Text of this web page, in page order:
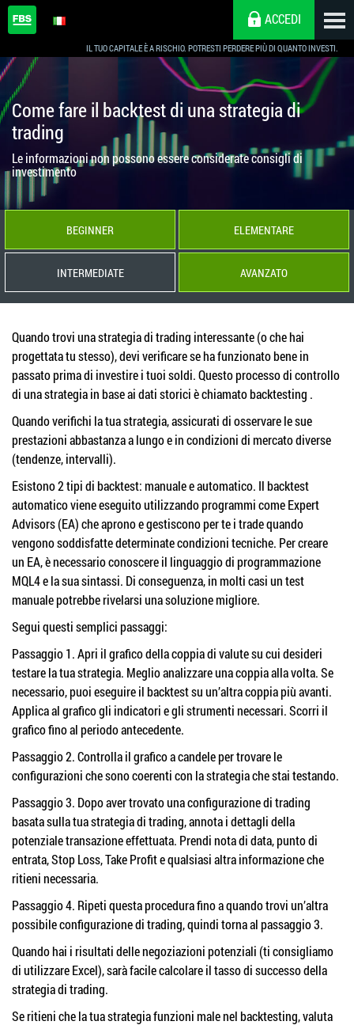
IL TUO CAPITALE È A RISCHIO. POTRESTI PERDERE PIÙ DI QUANTO INVESTI.
ACCEDI
Come fare il backtest di una strategia di
trading
Le informazioni non possono essere considerate consigli di
investimento
BEGINNER ELEMENTARE
INTERMEDIATE AVANZATO
Quando trovi una strategia di trading interessante (o che hai
progettata tu stesso), devi verificare se ha funzionato bene in
passato prima di investire i tuoi soldi. Questo processo di controllo
di una strategia in base ai dati storici è chiamato backtesting .
Quando verifichi la tua strategia, assicurati di osservare le sue
prestazioni abbastanza a lungo e in condizioni di mercato diverse
(tendenze, intervalli).
Esistono 2 tipi di backtest: manuale e automatico. Il backtest
automatico viene eseguito utilizzando programmi come Expert
Advisors (EA) che aprono e gestiscono per te i trade quando
vengono soddisfatte determinate condizioni tecniche. Per creare
un EA, è necessario conoscere il linguaggio di programmazione
MQL4 e la sua sintassi. Di conseguenza, in molti casi un test
manuale potrebbe rivelarsi una soluzione migliore.
Segui questi semplici passaggi:
Passaggio 1. Apri il grafico della coppia di valute su cui desideri
testare la tua strategia. Meglio analizzare una coppia alla volta. Se
necessario, puoi eseguire il backtest su un’altra coppia più avanti.
Applica al grafico gli indicatori e gli strumenti necessari. Scorri il
grafico fino al periodo antecedente.
Passaggio 2. Controlla il grafico a candele per trovare le
configurazioni che sono coerenti con la strategia che stai testando.
Passaggio 3. Dopo aver trovato una configurazione di trading
basata sulla tua strategia di trading, annota i dettagli della
potenziale transazione effettuata. Prendi nota di data, punto di
entrata, Stop Loss, Take Profit e qualsiasi altra informazione che
ritieni necessaria.
Passaggio 4. Ripeti questa procedura fino a quando trovi un’altra
possibile configurazione di trading, quindi torna al passaggio 3.
Quando hai i risultati delle negoziazioni potenziali (ti consigliamo
di utilizzare Excel), sarà facile calcolare il tasso di successo della
strategia di trading.
Se ritieni che la tua strategia funzioni male nel backtesting, valuta